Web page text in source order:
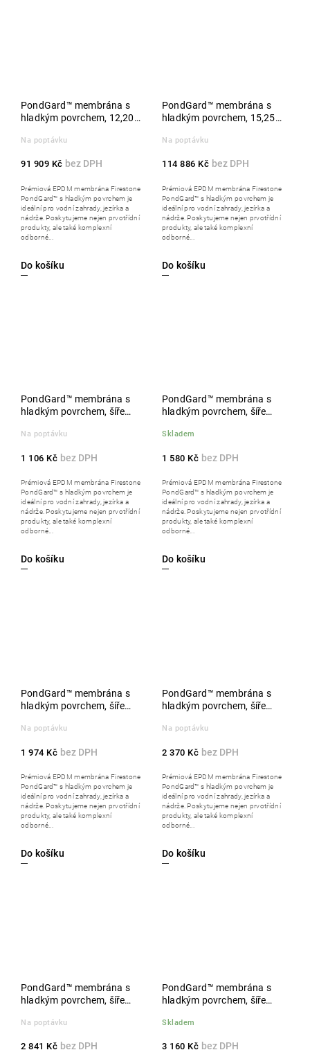
PondGard™ membrána s
hladkým povrchem, 12,20 x
Na poptávku
91 909 Kč
Do košíku
Prémiová EPDM membrána Firestone
PondGard™ s hladkým povrchem je
ideální pro vodní zahrady, jezírka a
nádrže. Poskytujeme nejen prvotřídní
produkty, ale také komplexní
odborné...
PondGard™ membrána s
hladkým povrchem, 15,25 x
Na poptávku
114 886 Kč
Do košíku
Prémiová EPDM membrána Firestone
PondGard™ s hladkým povrchem je
ideální pro vodní zahrady, jezírka a
nádrže. Poskytujeme nejen prvotřídní
produkty, ale také komplexní
odborné...
PondGard™ membrána s
hladkým povrchem, šíře
Na poptávku
1 106 Kč
Do košíku
Prémiová EPDM membrána Firestone
PondGard™ s hladkým povrchem je
ideální pro vodní zahrady, jezírka a
nádrže. Poskytujeme nejen prvotřídní
produkty, ale také komplexní
odborné...
PondGard™ membrána s
hladkým povrchem, šíře
Skladem
1 580 Kč
Do košíku
Prémiová EPDM membrána Firestone
PondGard™ s hladkým povrchem je
ideální pro vodní zahrady, jezírka a
nádrže. Poskytujeme nejen prvotřídní
produkty, ale také komplexní
odborné...
PondGard™ membrána s
hladkým povrchem, šíře
Na poptávku
1 974 Kč
Do košíku
Prémiová EPDM membrána Firestone
PondGard™ s hladkým povrchem je
ideální pro vodní zahrady, jezírka a
nádrže. Poskytujeme nejen prvotřídní
produkty, ale také komplexní
odborné...
PondGard™ membrána s
hladkým povrchem, šíře
Na poptávku
2 370 Kč
Do košíku
Prémiová EPDM membrána Firestone
PondGard™ s hladkým povrchem je
ideální pro vodní zahrady, jezírka a
nádrže. Poskytujeme nejen prvotřídní
produkty, ale také komplexní
odborné...
PondGard™ membrána s
hladkým povrchem, šíře
Na poptávku
2 841 Kč
PondGard™ membrána s
hladkým povrchem, šíře
Skladem
3 160 Kč